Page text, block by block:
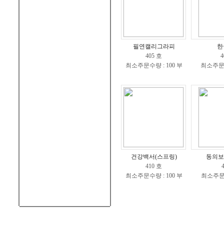
필연캘리그라피
405 호
최소주문수량 : 100 부
최소주
건강백서(스프링)
410 호
최소주문수량 : 100 부
동의
최소주